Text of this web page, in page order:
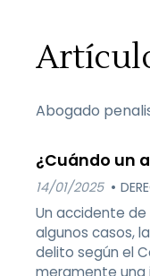
Abogado
¿Cuándo un
14/01/2025
Un accidente
algunos casos,
delito según el
meramente una